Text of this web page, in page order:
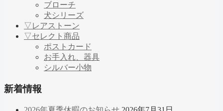
ブローチ
犬シリーズ
▽レアストーン
▽セレクト商品
ポストカード
お手入れ、器具
シルバー小物
新着情報